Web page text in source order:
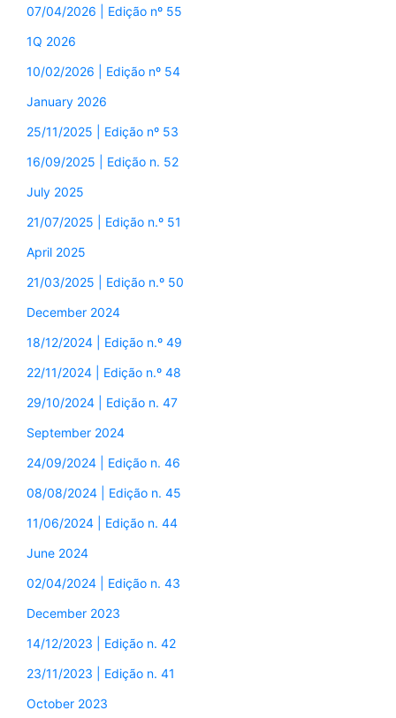
07/04/2026 | Edição nº 55
1Q 2026
10/02/2026 | Edição nº 54
January 2026
25/11/2025 | Edição nº 53
16/09/2025 | Edição n. 52
July 2025
21/07/2025 | Edição n.º 51
April 2025
21/03/2025 | Edição n.º 50
December 2024
18/12/2024 | Edição n.º 49
22/11/2024 | Edição n.º 48
29/10/2024 | Edição n. 47
September 2024
24/09/2024 | Edição n. 46
08/08/2024 | Edição n. 45
11/06/2024 | Edição n. 44
June 2024
02/04/2024 | Edição n. 43
December 2023
14/12/2023 | Edição n. 42
23/11/2023 | Edição n. 41
October 2023